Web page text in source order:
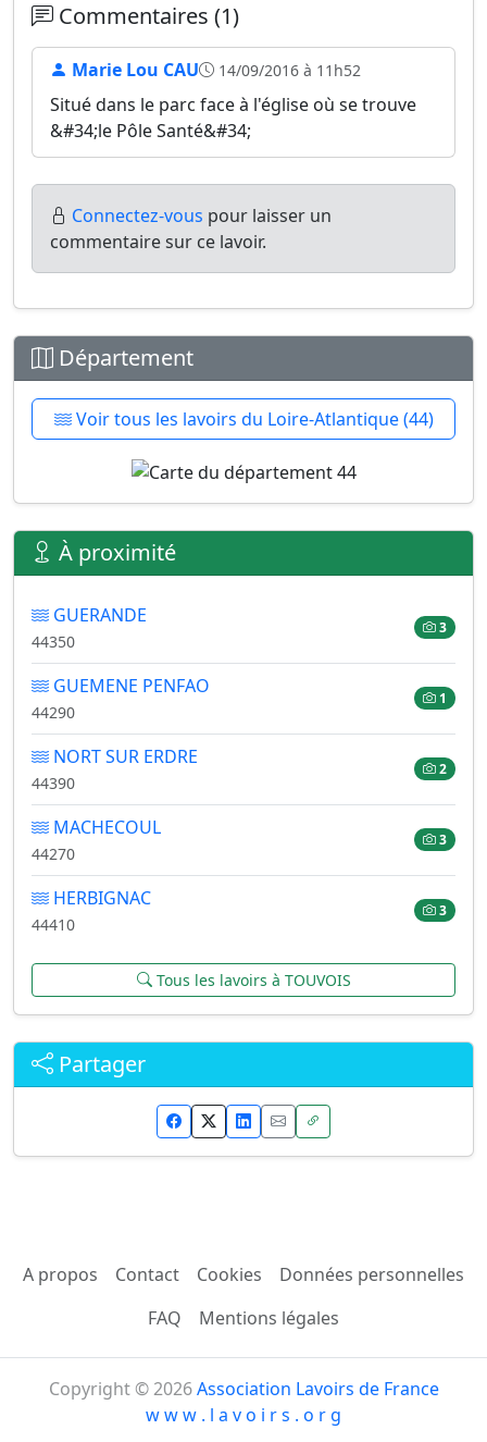
Commentaires (1)
Marie Lou CAU 14/09/2016 à 11h52
Situé dans le parc face à l'église où se trouve
&#34;le Pôle Santé&#34;
Connectez-vous pour laisser un
commentaire sur ce lavoir.
Département
Voir tous les lavoirs du Loire-Atlantique (44)
À proximité
GUERANDE
44350
3
GUEMENE PENFAO
44290
1
NORT SUR ERDRE
44390
2
MACHECOUL
44270
3
HERBIGNAC
44410
3
Tous les lavoirs à TOUVOIS
Partager
A propos Contact Cookies
Données personnelles
FAQ
Mentions légales
Copyright © 2026Association Lavoirs de France
w w w . l a v o i r s . o r g